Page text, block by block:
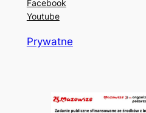
Facebook
Youtube
Prywatne